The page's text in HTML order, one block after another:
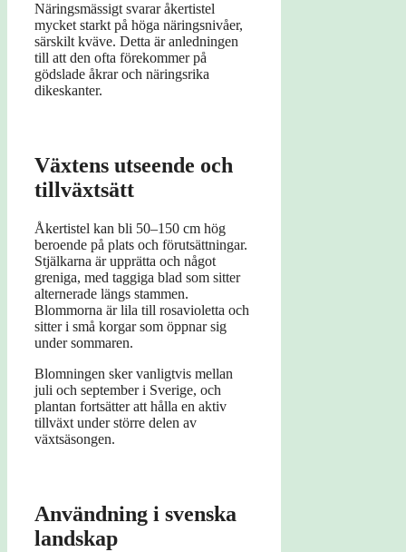
Näringsmässigt svarar åkertistel
mycket starkt på höga näringsnivåer,
särskilt kväve. Detta är anledningen
till att den ofta förekommer på
gödslade åkrar och näringsrika
dikeskanter.
Växtens utseende och
tillväxtsätt
Åkertistel kan bli 50–150 cm hög
beroende på plats och förutsättningar.
Stjälkarna är upprätta och något
greniga, med taggiga blad som sitter
alternerade längs stammen.
Blommorna är lila till rosavioletta och
sitter i små korgar som öppnar sig
under sommaren.
Blomningen sker vanligtvis mellan
juli och september i Sverige, och
plantan fortsätter att hålla en aktiv
tillväxt under större delen av
växtsäsongen.
Användning i svenska
landskap